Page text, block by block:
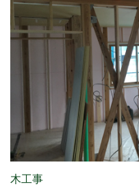
木工事